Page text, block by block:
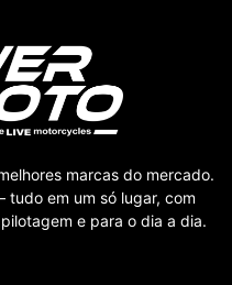
marcas do mercado.
em um só lugar, com
e para o dia a dia.